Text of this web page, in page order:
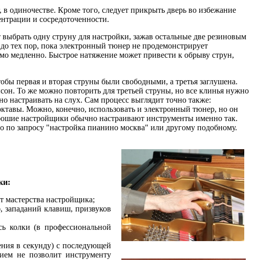
одиночестве. Кроме того, следует прикрыть дверь во избежание
и сосредоточенности.
одну струну для настройки, зажав остальные две резиновым
тех пор, пока электронный тюнер не продемонстрирует
медленно. Быстрое натяжение может привести к обрыву струн,
первая и вторая струны были свободными, а третья заглушена.
То же можно повторить для третьей струны, но все клинья нужно
настраивать на слух. Сам процесс выглядит точно также:
Можно, конечно, использовать и электронный тюнер, но он
настройщики обычно настраивают инструменты именно так.
по запросу "настройка пианино москва" или другому подобному.
мастерства настройщика;
клавиш, призвуков
колки (в профессиональной
в секунду) с последующей
не позволит инструменту